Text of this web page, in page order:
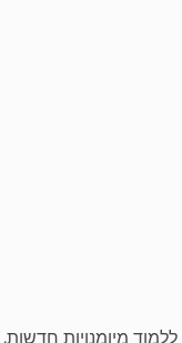
ללמוד מיומנויות חדשות,